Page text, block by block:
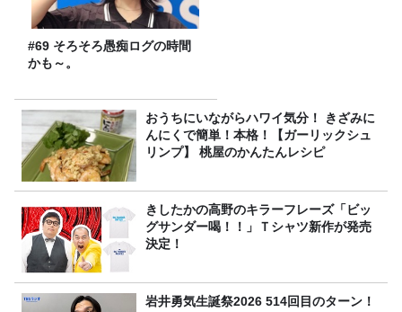
#69 そろそろ愚痴ログの時間
かも～。
おうちにいながらハワイ気分！ きざみに
んにくで簡単！本格！【ガーリックシュ
リンプ】 桃屋のかんたんレシピ
きしたかの高野のキラーフレーズ「ビッ
グサンダー喝！！」Ｔシャツ新作が発売
決定！
岩井勇気生誕祭2026 514回目のターン！